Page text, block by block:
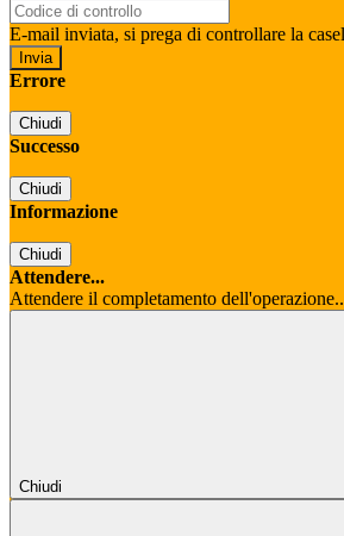
E-mail inviata, si prega di controllare la
Errore
Chiudi
Successo
Chiudi
Informazione
Chiudi
Attendere...
Attendere il completamento
Chiudi